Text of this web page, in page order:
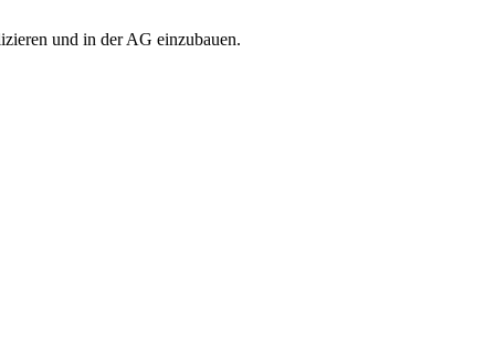
und in der AG einzubauen.